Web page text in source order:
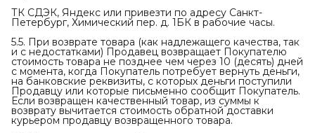
ТК СДЭК, Яндекс или привезти по адресу Санкт-
Петербург, Химический пер. д. 1БК в рабочие часы.
5.5. При возврате товара (как надлежащего качества, так
и с недостатками) Продавец возвращает Покупателю
стоимость товара не позднее чем через 10 (десять) дней
с момента, когда Покупатель потребует вернуть деньги,
на банковские реквизиты, с которых деньги поступили
Продавцу или которые письменно сообщит Покупатель.
Если возвращен качественный товар, из суммы к
возврату вычитается стоимость обратной доставки
курьером продавцу возвращенного товара.